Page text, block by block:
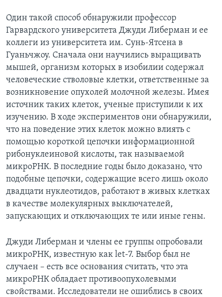
Один такой способ обнаружили профессор
Гарвардского университета Джуди Либерман и ее
коллеги из университета им. Сунь-Ятсена в
Гуаньчжоу. Сначала они научились выращивать
мышей, организм которых в изобилии содержал
человеческие стволовые клетки, ответственные за
возникновение опухолей молочной железы. Имея
источник таких клеток, ученые приступили к их
изучению. В ходе экспериментов они обнаружили,
что на поведение этих клеток можно влиять с
помощью короткой цепочки информационной
рибонуклеиновой кислоты, так называемой
микроРНК. В последние годы было доказано, что
подобные цепочки, содержащие всего лишь около
двадцати нуклеотидов, работают в живых клетках
в качестве молекулярных выключателей,
запускающих и отключающих те или иные гены.
Джуди Либерман и члены ее группы опробовали
микроРНК, известную как let-7. Выбор был не
случаен – есть все основания считать, что эта
микроРНК обладает противоопухолевыми
свойствами. Исследователи не ошиблись в своих